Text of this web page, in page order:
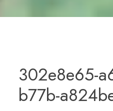
302e8e65-
b77b-